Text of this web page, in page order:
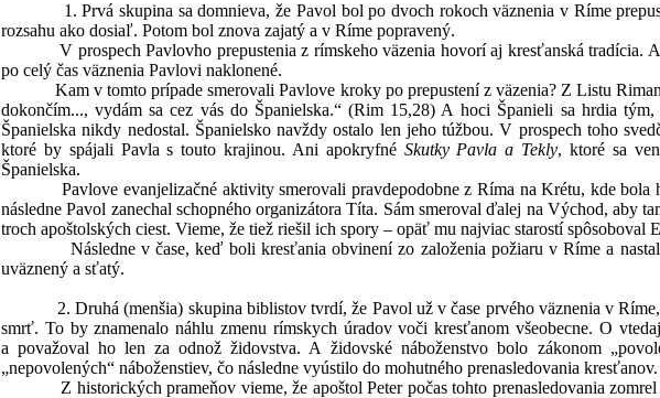
1. Prvá skupina sa domnieva, že Pavol bol po dvoch rokoch väznenia v Ríme
rozsahu ako dosiaľ. Potom bol znova zajatý a v Ríme popravený.
V prospech Pavlovho prepustenia z rímskeho väzenia hovorí aj kresťanská tradícia. A
po celý čas väznenia Pavlovi naklonené.
Kam v tomto prípade smerovali Pavlove kroky po prepustení z väzenia? Z Listu
dokončím..., vydám sa cez vás do Španielska.“ (Rim 15,28) A hoci Španieli sa hrdia
Španielska nikdy nedostal. Španielsko navždy ostalo len jeho túžbou. V prospech toho
ktoré by spájali Pavla s touto krajinou. Ani apokryfné Skutky Pavla a Tekly, ktoré sa
Španielska.
Pavlove evanjelizačné aktivity smerovali pravdepodobne z Ríma na Krétu, kde bola
následne Pavol zanechal schopného organizátora Títa. Sám smeroval ďalej na Východ, aby
troch apoštolských ciest. Vieme, že tiež riešil ich spory – opäť mu najviac starostí
Následne v čase, keď boli kresťania obvinení zo založenia požiaru v Ríme a nastalo
uväznený a sťatý.
2. Druhá (menšia) skupina biblistov tvrdí, že Pavol už v čase prvého väznenia v Ríme,
smrť. To by znamenalo náhlu zmenu rímskych úradov voči kresťanom všeobecne. O
a považoval ho len za odnož židovstva. A židovské náboženstvo bolo zákonom
„nepovolených“ náboženstiev, čo následne vyústilo do mohutného prenasledovania kresťanov.
Z historických prameňov vieme, že apoštol Peter počas tohto prenasledovania zomrel